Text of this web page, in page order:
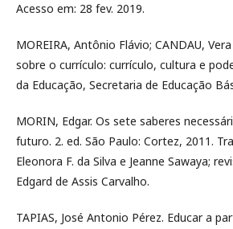
Acesso em: 28 fev. 2019.
MOREIRA, Antônio Flávio; CANDAU,
sobre o currículo: currículo, cultura e
da Educação, Secretaria de Educação
MORIN, Edgar. Os sete saberes
futuro. 2. ed. São Paulo: Cortez, 2011.
Eleonora F. da Silva e Jeanne Sawaya;
Edgard de Assis Carvalho.
TAPIAS, José Antonio Pérez. Educar a